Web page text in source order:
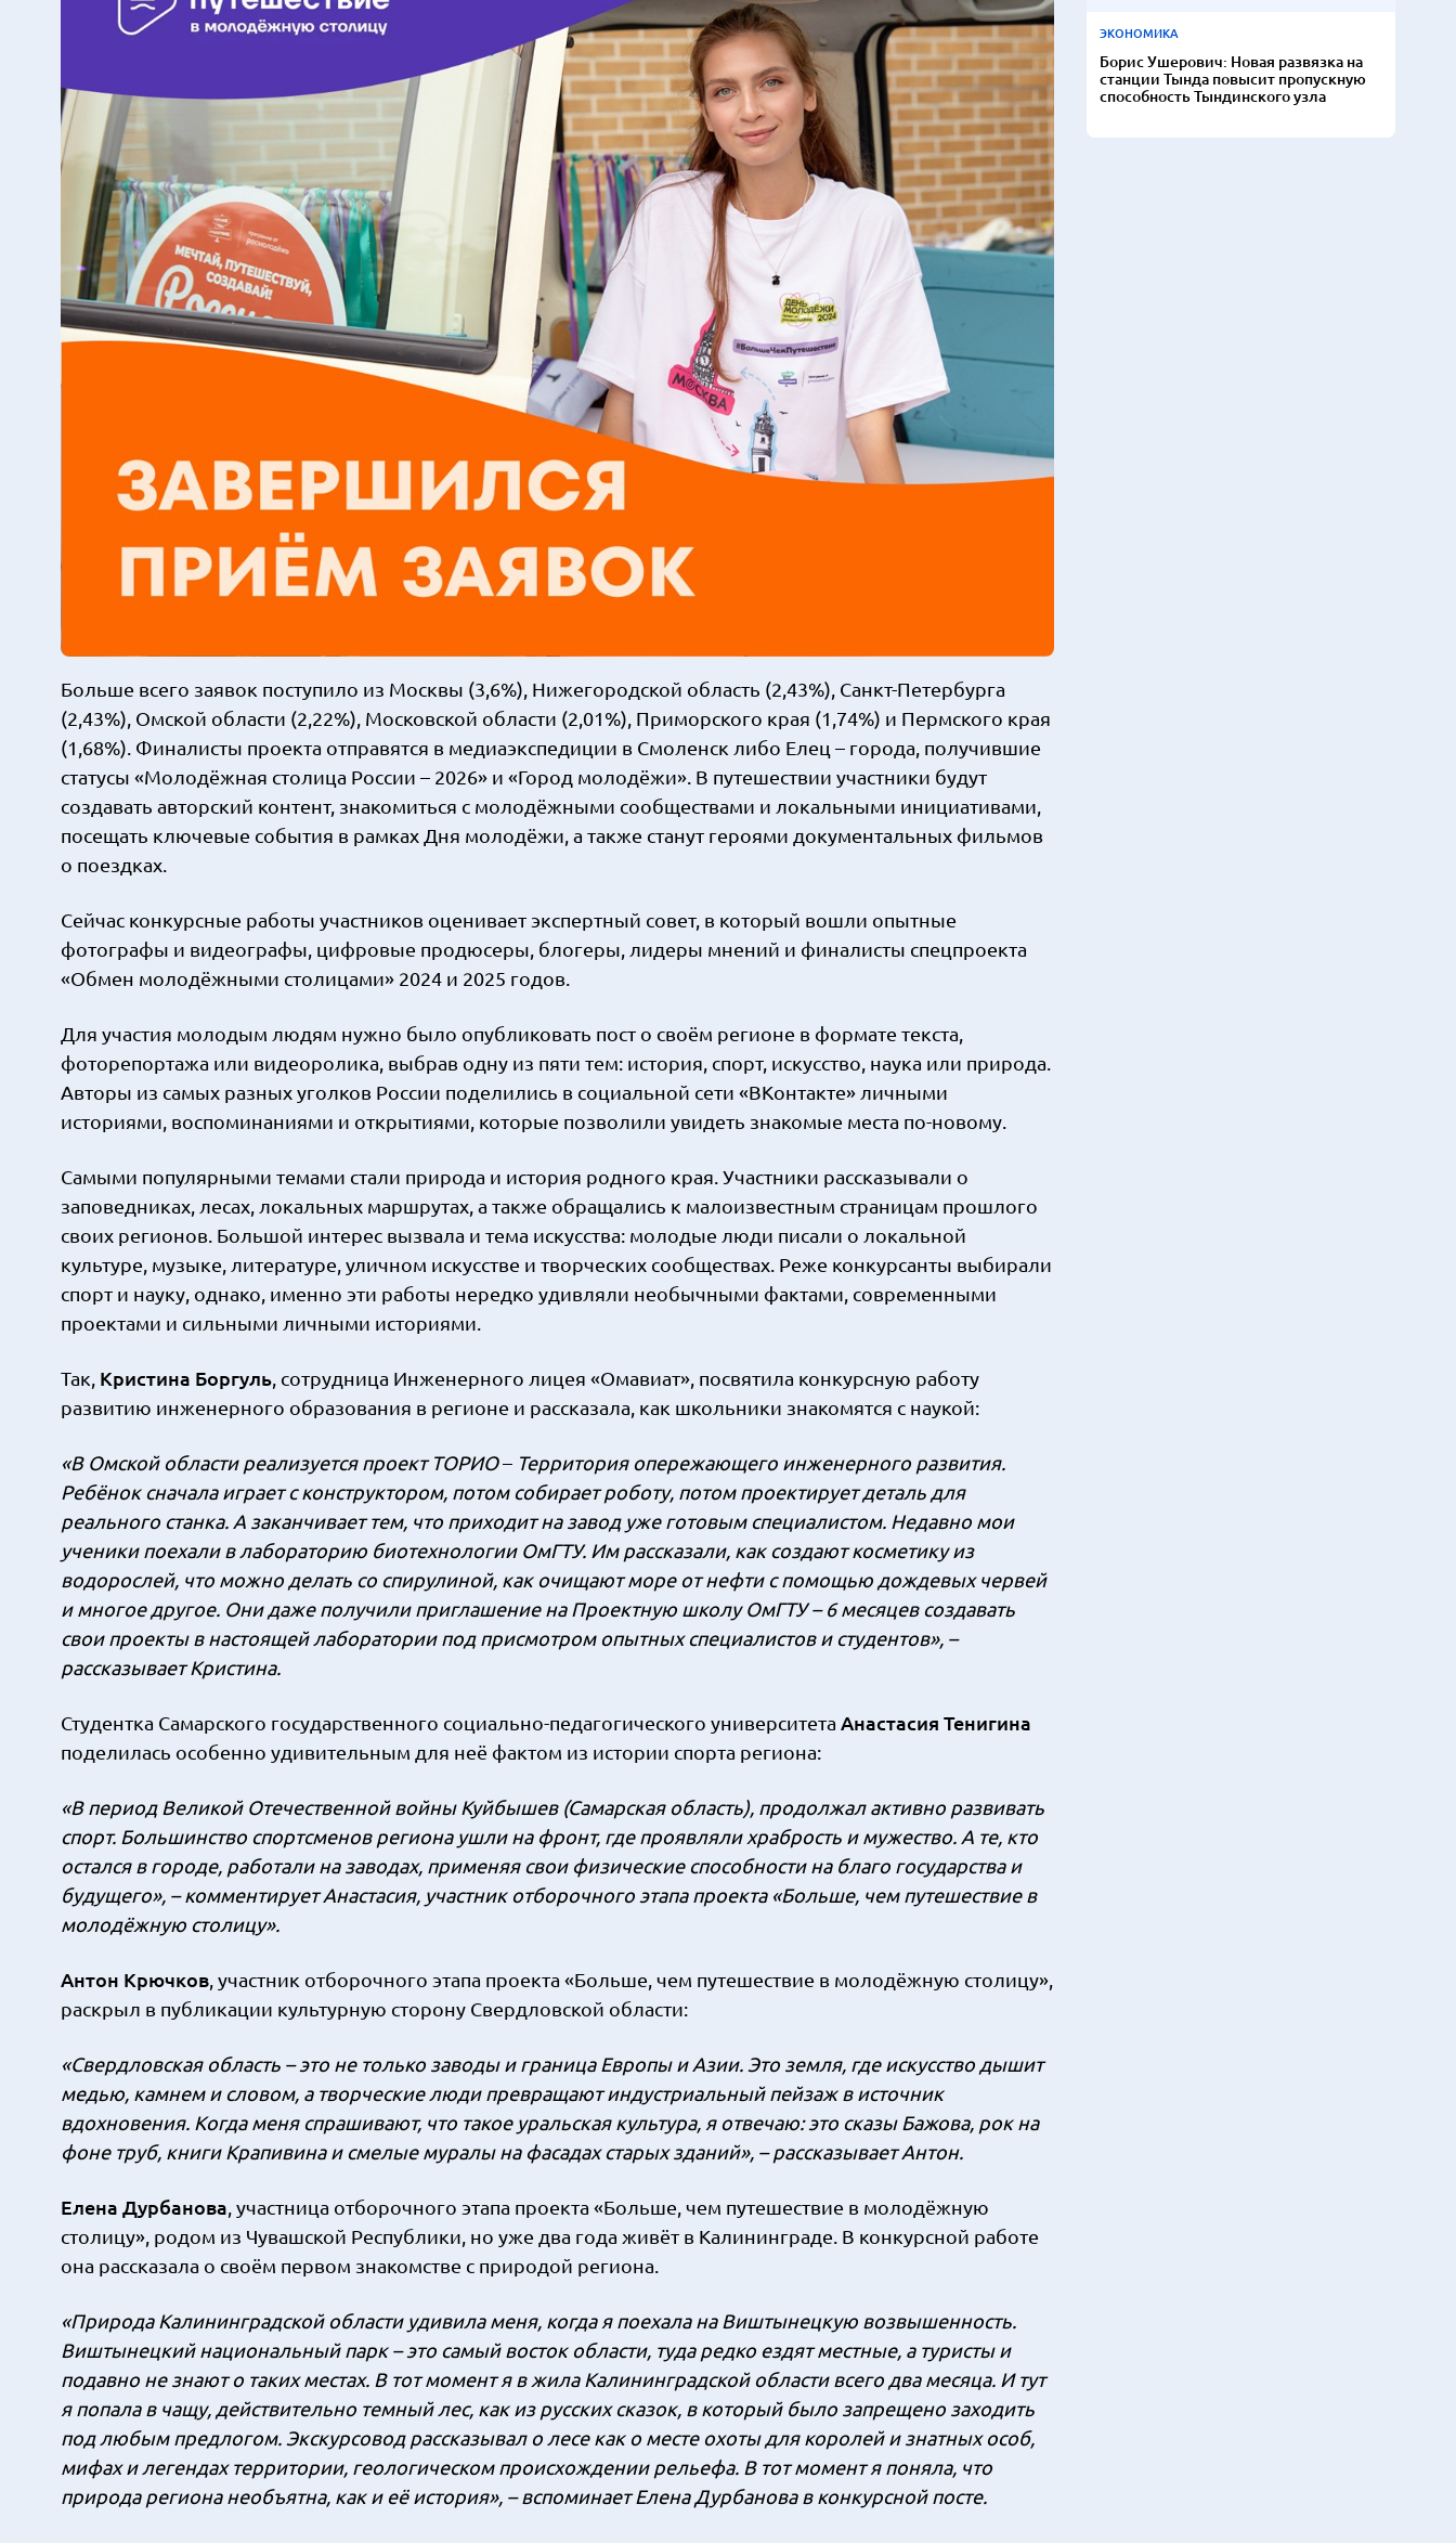
Больше всего заявок поступило из Москвы (3,6%), Нижегородской область (2,43%), Санкт-Петербурга
(2,43%), Омской области (2,22%), Московской области (2,01%), Приморского края (1,74%) и Пермского края
(1,68%). Финалисты проекта отправятся в медиаэкспедиции в Смоленск либо Елец – города, получившие
статусы «Молодёжная столица России – 2026» и «Город молодёжи». В путешествии участники будут
создавать авторский контент, знакомиться с молодёжными сообществами и локальными инициативами,
посещать ключевые события в рамках Дня молодёжи, а также станут героями документальных фильмов
о поездках.
Сейчас конкурсные работы участников оценивает экспертный совет, в который вошли опытные
фотографы и видеографы, цифровые продюсеры, блогеры, лидеры мнений и финалисты спецпроекта
«Обмен молодёжными столицами» 2024 и 2025 годов.
Для участия молодым людям нужно было опубликовать пост о своём регионе в формате текста,
фоторепортажа или видеоролика, выбрав одну из пяти тем: история, спорт, искусство, наука или природа.
Авторы из самых разных уголков России поделились в социальной сети «ВКонтакте» личными
историями, воспоминаниями и открытиями, которые позволили увидеть знакомые места по-новому.
Самыми популярными темами стали природа и история родного края. Участники рассказывали о
заповедниках, лесах, локальных маршрутах, а также обращались к малоизвестным страницам прошлого
своих регионов. Большой интерес вызвала и тема искусства: молодые люди писали о локальной
культуре, музыке, литературе, уличном искусстве и творческих сообществах. Реже конкурсанты выбирали
спорт и науку, однако, именно эти работы нередко удивляли необычными фактами, современными
проектами и сильными личными историями.
Так, Кристина Боргуль , сотрудница Инженерного лицея «Омавиат», посвятила конкурсную работу
развитию инженерного образования в регионе и рассказала, как школьники знакомятся с наукой:
«В Омской области реализуется проект ТОРИО– Территория опережающего инженерного развития.
Ребёнок сначала играет с конструктором, потом собирает роботу, потом проектирует деталь для
реального станка. А заканчивает тем, что приходит на завод уже готовым специалистом. Недавно мои
ученики поехали в лабораторию биотехнологии ОмГТУ. Им рассказали, как создают косметику из
водорослей, что можно делать со спирулиной, как очищают море от нефти с помощью дождевых червей
и многое другое. Они даже получили приглашение на Проектную школу ОмГТУ – 6 месяцев создавать
свои проекты в настоящей лаборатории под присмотром опытных специалистов и студентов», –
рассказывает Кристина.
Студентка Самарского государственного социально-педагогического университета Анастасия Тенигина
поделилась особенно удивительным для неё фактом из истории спорта региона:
«В период Великой Отечественной войны Куйбышев (Самарская область), продолжал активно развивать
спорт. Большинство спортсменов региона ушли на фронт, где проявляли храбрость и мужество. А те, кто
остался в городе, работали на заводах, применяя свои физические способности на благо государства и
будущего», – комментирует Анастасия, участник отборочного этапа проекта «Больше, чем путешествие в
молодёжную столицу».
Антон Крючков , участник отборочного этапа проекта «Больше, чем путешествие в молодёжную столицу»,
раскрыл в публикации культурную сторону Свердловской области:
«Свердловская область – это не только заводы и граница Европы и Азии. Это земля, где искусство дышит
медью, камнем и словом, а творческие люди превращают индустриальный пейзаж в источник
вдохновения. Когда меня спрашивают, что такое уральская культура, я отвечаю: это сказы Бажова, рок на
фоне труб, книги Крапивина и смелые муралы на фасадах старых зданий», – рассказывает Антон.
Елена Дурбанова , участница отборочного этапа проекта «Больше, чем путешествие в молодёжную
столицу», родом из Чувашской Республики, но уже два года живёт в Калининграде. В конкурсной работе
она рассказала о своём первом знакомстве с природой региона.
«Природа Калининградской области удивила меня, когда я поехала на Виштынецкую возвышенность.
Виштынецкий национальный парк – это самый восток области, туда редко ездят местные, а туристы и
подавно не знают о таких местах. В тот момент я в жила Калининградской области всего два месяца. И тут
я попала в чащу, действительно темный лес, как из русских сказок, в который было запрещено заходить
под любым предлогом. Экскурсовод рассказывал о лесе как о месте охоты для королей и знатных особ,
мифах и легендах территории, геологическом происхождении рельефа. В тот момент я поняла, что
природа региона необъятна, как и её история», – вспоминает Елена Дурбанова в конкурсной посте.
ЭКОНОМИКА
Борис Ушерович: Новая развязка на
станции Тында повысит пропускную
способность Тындинского узла